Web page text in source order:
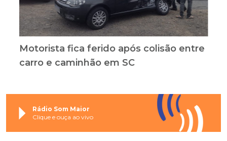
Motorista fica ferido após colisão entre
carro e caminhão em SC
Rádio Som Maior
Clique e ouça ao vivo